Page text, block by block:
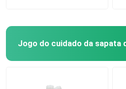
Jogo do cuidado da sapata